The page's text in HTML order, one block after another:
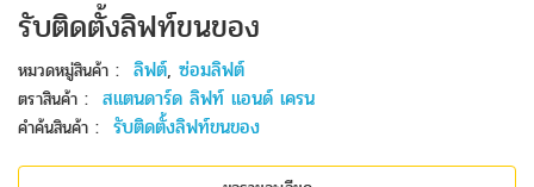
รับติดตั้งลิฟท์ขนของ
หมวดหมู่สินค้า : ลิฟต์, ซ่อมลิฟต์
ตราสินค้า : สแตนดาร์ด ลิฟท์ แอนด์ เครน
คำค้นสินค้า : รับติดตั้งลิฟท์ขนของ